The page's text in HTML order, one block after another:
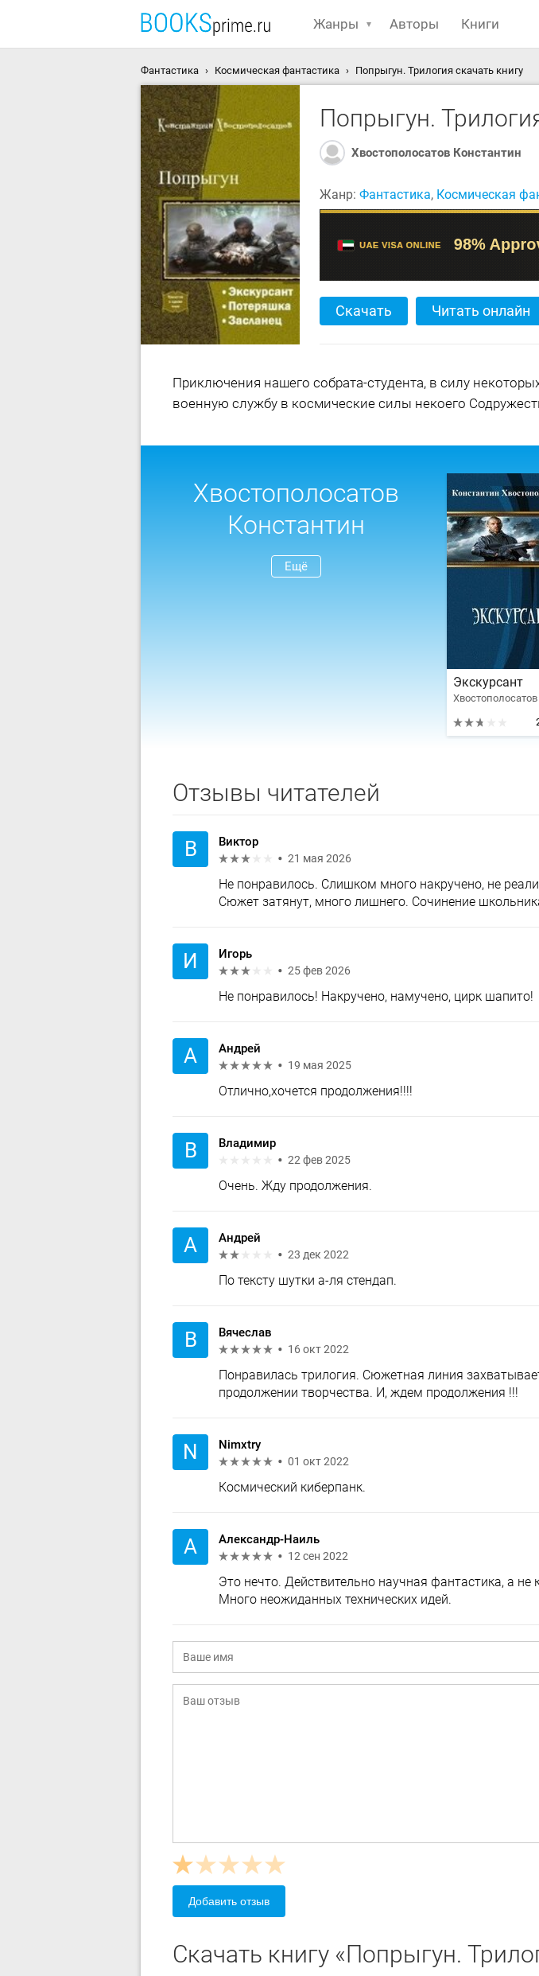
Жанры Авторы Книги
Фантастика Космическая фантастика Попрыгун. Трилогия скачать книгу
Попрыгун.
Хвостополосатов Константин
Жанр: Фантастика, Космическая
Скачать Читать онлайн
Приключения нашего собрата-студента, в силу
военную службу в космические силы некоего
Хвостополосатов
Константин
Ещё
Экскурсант
Отзывы читателей
В Виктор
21 мая 2026
Не понравилось. Слишком много накручено, не
Сюжет затянут, много лишнего. Сочинение
И Игорь
25 фев 2026
Не понравилось! Накручено, намучено, цирк шапито!
А Андрей
19 мая 2025
Отлично,хочется продолжения!!!!
В Владимир
22 фев 2025
Очень. Жду продолжения.
А Андрей
23 дек 2022
По тексту шутки а-ля стендап.
В Вячеслав
16 окт 2022
Понравилась трилогия. Сюжетная линия
продолжении творчества. И, ждем продолжения !!!
N Nimxtry
01 окт 2022
Космический киберпанк.
А Александр-Наиль
12 сен 2022
Это нечто. Действительно научная фантастика, а
Много неожиданных технических идей.
Добавить отзыв
Скачать книгу «Попрыгун.